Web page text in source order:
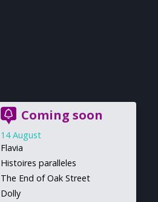
Coming soon
14 August
Flavia
Histoires paralleles
The End of Oak Street
Dolly